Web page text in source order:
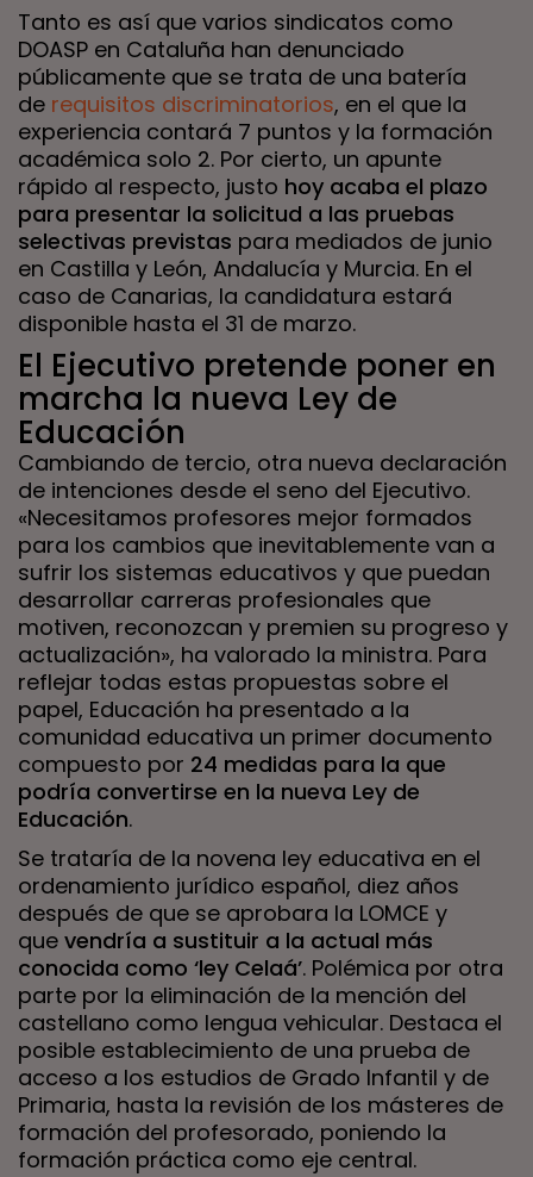
Tanto es así que varios sindicatos como
DOASP en Cataluña han denunciado
públicamente que se trata de una batería
de requisitos discriminatorios, en el que la
experiencia contará 7 puntos y la formación
académica solo 2. Por cierto, un apunte
rápido al respecto, justo hoy acaba el plazo
para presentar la solicitud a las pruebas
selectivas previstas para mediados de junio
en Castilla y León, Andalucía y Murcia. En el
caso de Canarias, la candidatura estará
disponible hasta el 31 de marzo.
El Ejecutivo pretende poner en
marcha la nueva Ley de
Educación
Cambiando de tercio, otra nueva declaración
de intenciones desde el seno del Ejecutivo.
«Necesitamos profesores mejor formados
para los cambios que inevitablemente van a
sufrir los sistemas educativos y que puedan
desarrollar carreras profesionales que
motiven, reconozcan y premien su progreso y
actualización», ha valorado la ministra. Para
reflejar todas estas propuestas sobre el
papel, Educación ha presentado a la
comunidad educativa un primer documento
compuesto por 24 medidas para la que
podría convertirse en la nueva Ley de
Educación.
Se trataría de la novena ley educativa en el
ordenamiento jurídico español, diez años
después de que se aprobara la LOMCE y
que vendría a sustituir a la actual más
conocida como ‘ley Celaá’. Polémica por otra
parte por la eliminación de la mención del
castellano como lengua vehicular. Destaca el
posible establecimiento de una prueba de
acceso a los estudios de Grado Infantil y de
Primaria, hasta la revisión de los másteres de
formación del profesorado, poniendo la
formación práctica como eje central.